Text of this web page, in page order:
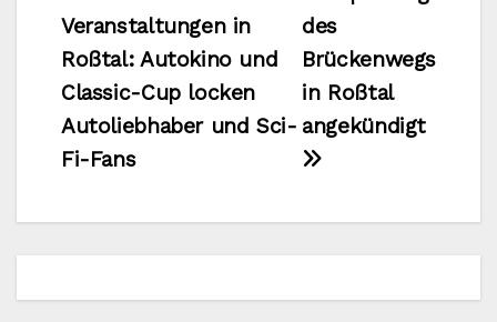
des
Brückenwegs
in Roßtal
angekündigt
Veranstaltungen in
Roßtal: Autokino und
Classic-Cup locken
Autoliebhaber und Sci-
Fi-Fans